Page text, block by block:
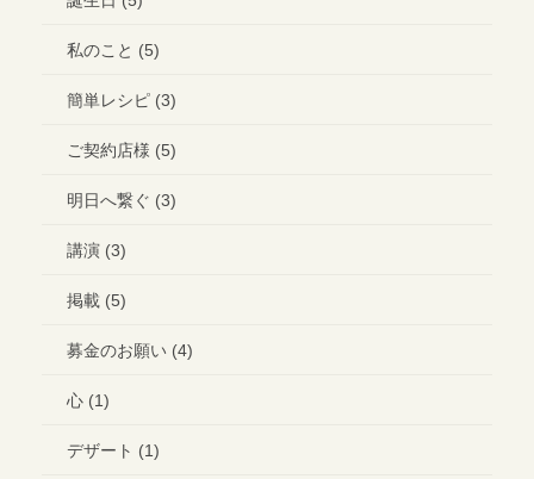
私のこと (5)
簡単レシピ (3)
ご契約店様 (5)
明日へ繋ぐ (3)
講演 (3)
掲載 (5)
募金のお願い (4)
心 (1)
デザート (1)